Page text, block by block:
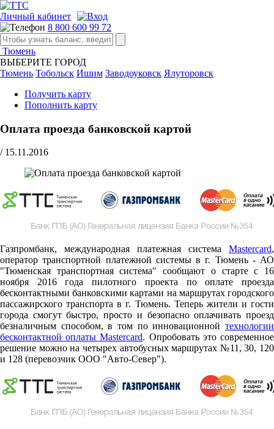
Личный кабинет
8 800 600 99 72
Тюмень
ВЫБЕРИТЕ ГОРОД
Тюмень Тобольск Ишим Заводоуковск Ялуторовск
Получить карту
Пополнить карту
Оплата проезда банковской картой
/ 15.11.2016
Газпромбанк, международная платежная система Mastercard,
оператор транспортной платежной системы в г. Тюмень - АО
"Тюменская транспортная система" сообщают о старте c 16
ноября 2016 года пилотного проекта по оплате проезда
бесконтактными банковскими картами на маршрутах городского
пассажирского транспорта в г. Тюмень. Теперь жители и гости
города смогут быстро, просто и безопасно оплачивать проезд
безналичным способом, в том по инновационной технологии
бесконтактной оплаты Mastercard. Опробовать это современное
решение можно на четырех автобусных маршрутах №11, 30, 120
и 128 (перевозчик ООО "Авто-Север").